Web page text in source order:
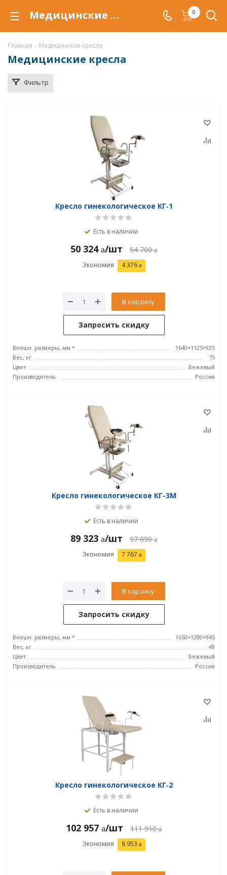
Медицинские кресла купить по низкой цене в Астрахани, оборудование для медицинских учреждений 0
Главная - Медицинские кресла
Медицинские кресла
Фильтр
Кресло гинекологическое КГ‑1
Есть в наличии
50 324 /шт 54 700
Экономия 4 376
В корзину
Запросить скидку
Внешн. размеры, мм *
1640×1125×925
Вес, кг
75
Цвет
Бежевый
Производитель
Россия
Кресло гинекологическое КГ-3М
Есть в наличии
89 323 /шт 97 090
Экономия 7 767
В корзину
Запросить скидку
Внешн. размеры, мм *
1650×1280×945
Вес, кг
49
Цвет
Бежевый
Производитель
Россия
Кресло гинекологическое КГ‑2
Есть в наличии
102 957 /шт 111 910
Экономия 8 953